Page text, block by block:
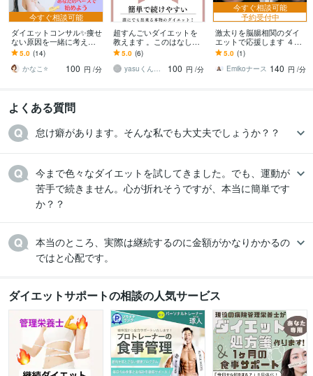
今すぐ相談可能
ダイエットコンサル✨痩せ
ない原因を一緒に考えま
す 本気で取り組む！イラ
イラ/過食/あなたに必要な
ことを探ります
5.0 (14)
かなこ⭐️
100 円 /分
超すんごいダイエットを
教えます 。このはなし、
聞くと、痩せちゃいま
す。
5.0 (6)
yasuくんさん
100 円 /分
今すぐ相談可能
予約受付中
激太りを脳腸相関のダイ
エットで応援します ４８
時間以内にあなた専用の
Word資料を無料でお届け
します
5.0 (1)
Emikoナース 140 円 /分
よくある質問
今まで色々なダイエットを試してきました。でも、運動が
苦手で続きません。心が折れそうですが、本当に簡単です
か？？
本当のところ、実際は継続するのに金額がかなりかかるの
ではと心配です。
ダイエットサポートの相談の人気サービス